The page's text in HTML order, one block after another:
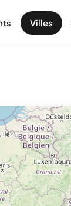
Villes